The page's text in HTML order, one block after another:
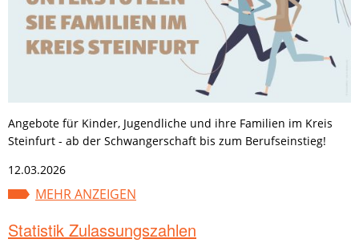
Angebote für Kinder, Jugendliche und ihre Familien im Kreis
Steinfurt - ab der Schwangerschaft bis zum Berufseinstieg!
12.03.2026
MEHR ANZEIGEN
Statistik Zulassungszahlen